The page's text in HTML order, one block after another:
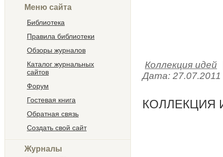
Меню сайта
Библиотека
Правила библиотеки
Обзоры журналов
Каталог журнальных
сайтов
Форум
Гостевая книга
Обратная связь
Создать свой сайт
Журналы
Коллекция идей
Дата: 27.07.2011
КОЛЛЕКЦИЯ